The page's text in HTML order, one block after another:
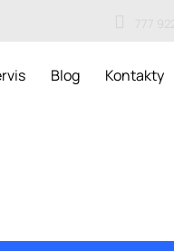
Blog Kontakty